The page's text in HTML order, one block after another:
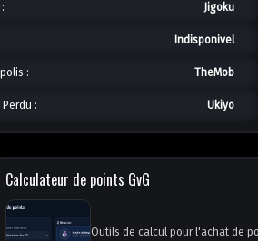
Jigoku
Indisponivel
: TheMob
Perdu : Ukiyo
Calculateur de points GvG
Outils de calcul pour l'achat de